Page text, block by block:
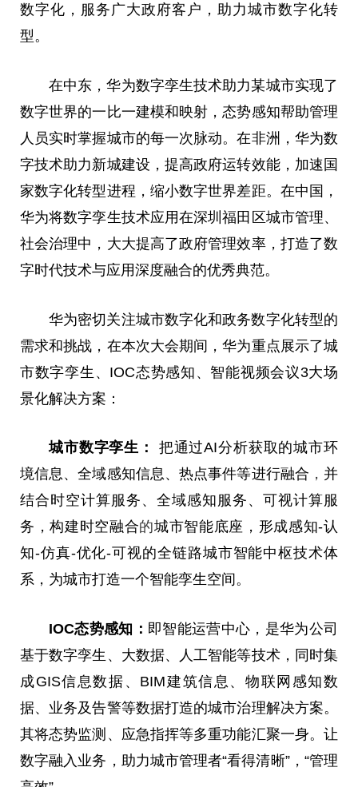
数字化，服务广大政府客户，助力城市数字化转
型。
在中东，华为数字孪生技术助力某城市实现了
数字世界的一比一建模和映射，态势感知帮助管理
人员实时掌握城市的每一次脉动。在非洲，华为数
字技术助力新城建设，提高政府运转效能，加速国
家数字化转型进程，缩小数字世界差距。在中国，
华为将数字孪生技术应用在深圳福田区城市管理、
社会治理中，大大提高了政府管理效率，打造了数
字时代技术与应用深度融合的优秀典范。
华为密切关注城市数字化和政务数字化转型的
需求和挑战，在本次大会期间，华为重点展示了城
市数字孪生、IOC态势感知、智能视频会议3大场
景化解决方案：
城市数字孪生：
把通过AI分析获取的城市环
境信息、全域感知信息、热点事件等进行融合 ， 并
结合时空计算服务、全域感知服务、可视计算服
务，构建时空融合的城市智能底座，形成感知-认
知-仿真-优化-可视的全链路城市智能中枢技术体
系，为城市打造一个智能孪生空间。
IOC态势感知： 即智能运营中心，是华为公司
基于数字孪生、大数据、人工智能等技术，同时集
成GIS信息数据、BIM建筑信息、物联网感知数
据、业务及告警等数据打造的城市治理解决方案。
其将态势监测、应急指挥等多重功能汇聚一身。让
数字融入业务，助力城市管理者“看得清晰”，“管理